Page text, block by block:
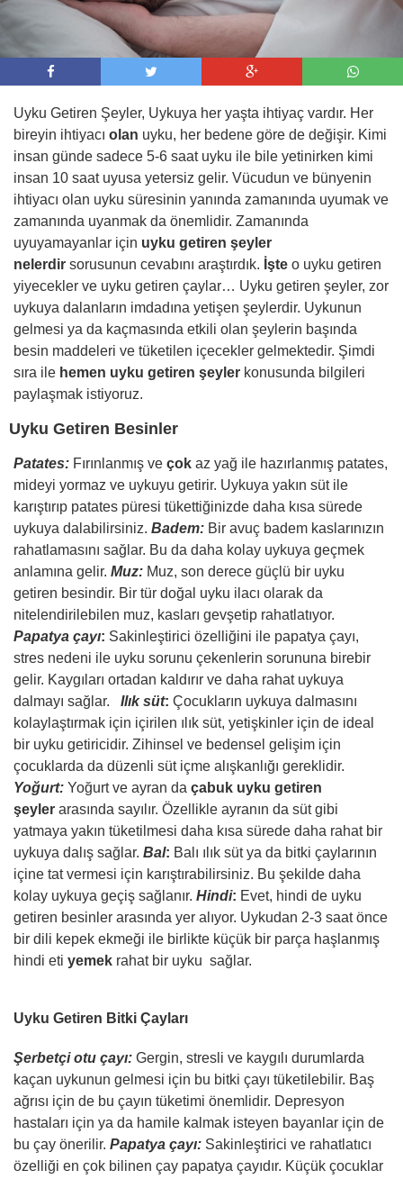
Uyku Getiren Şeyler, Uykuya her yaşta ihtiyaç vardır. Her
bireyin ihtiyacı olan uyku, her bedene göre de değişir. Kimi
insan günde sadece 5-6 saat uyku ile bile yetinirken kimi
insan 10 saat uyusa yetersiz gelir. Vücudun ve bünyenin
ihtiyacı olan uyku süresinin yanında zamanında uyumak ve
zamanında uyanmak da önemlidir. Zamanında
uyuyamayanlar için uyku getiren şeyler
nelerdir sorusunun cevabını araştırdık. İşte o uyku getiren
yiyecekler ve uyku getiren çaylar… Uyku getiren şeyler, zor
uykuya dalanların imdadına yetişen şeylerdir. Uykunun
gelmesi ya da kaçmasında etkili olan şeylerin başında
besin maddeleri ve tüketilen içecekler gelmektedir. Şimdi
sıra ile hemen uyku getiren şeyler konusunda bilgileri
paylaşmak istiyoruz.
Uyku Getiren Besinler
Patates: Fırınlanmış ve çok az yağ ile hazırlanmış patates,
mideyi yormaz ve uykuyu getirir. Uykuya yakın süt ile
karıştırıp patates püresi tükettiğinizde daha kısa sürede
uykuya dalabilirsiniz. Badem: Bir avuç badem kaslarınızın
rahatlamasını sağlar. Bu da daha kolay uykuya geçmek
anlamına gelir. Muz: Muz, son derece güçlü bir uyku
getiren besindir. Bir tür doğal uyku ilacı olarak da
nitelendirilebilen muz, kasları gevşetip rahatlatıyor.
Papatya çayı: Sakinleştirici özelliğini ile papatya çayı,
stres nedeni ile uyku sorunu çekenlerin sorununa birebir
gelir. Kaygıları ortadan kaldırır ve daha rahat uykuya
dalmayı sağlar. Ilık süt: Çocukların uykuya dalmasını
kolaylaştırmak için içirilen ılık süt, yetişkinler için de ideal
bir uyku getiricidir. Zihinsel ve bedensel gelişim için
çocuklarda da düzenli süt içme alışkanlığı gereklidir.
Yoğurt: Yoğurt ve ayran da çabuk uyku getiren
şeyler arasında sayılır. Özellikle ayranın da süt gibi
yatmaya yakın tüketilmesi daha kısa sürede daha rahat bir
uykuya dalış sağlar. Bal: Balı ılık süt ya da bitki çaylarının
içine tat vermesi için karıştırabilirsiniz. Bu şekilde daha
kolay uykuya geçiş sağlanır. Hindi: Evet, hindi de uyku
getiren besinler arasında yer alıyor. Uykudan 2-3 saat önce
bir dili kepek ekmeği ile birlikte küçük bir parça haşlanmış
hindi eti yemek rahat bir uyku sağlar.
Uyku Getiren Bitki Çayları
Şerbetçi otu çayı: Gergin, stresli ve kaygılı durumlarda
kaçan uykunun gelmesi için bu bitki çayı tüketilebilir. Baş
ağrısı için de bu çayın tüketimi önemlidir. Depresyon
hastaları için ya da hamile kalmak isteyen bayanlar için de
bu çay önerilir. Papatya çayı: Sakinleştirici ve rahatlatıcı
özelliği en çok bilinen çay papatya çayıdır. Küçük çocuklar